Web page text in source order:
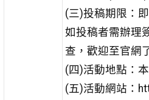
(三)投稿期限：
如投稿者需辦理
查，歡迎至官網
(四)活動地點：
(五)活動網站：